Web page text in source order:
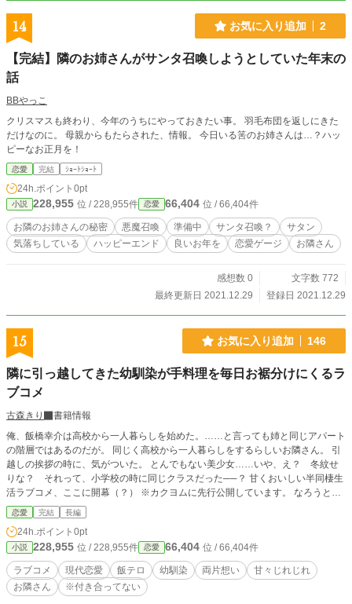
14 お気に入り追加 2
【完結】隣のお姉さんがサンタ召喚しようとしていた年末の
話
BBやっこ
クリスマスも終わり、今年のうちにやっておきたい事。 羽毛布団を返しにきた
だけなのに。 母親からもたらされた、情報。 今日いる筈のお姉さんは…？ハッ
ピーなお正月を！
恋愛 完結 ｼｮｰﾄｼｮｰﾄ
24h.ポイント 0pt
小説 228,955 位 / 228,955件 恋愛 66,404 位 / 66,404件
お隣のお姉さんの秘密 悪魔召喚 準備中 サンタ召喚？
サタン
気落ちしている
ハッピーエンド 良いお年を 恋愛ゲージ お隣さん
感想数 0
文字数 772
最終更新日 2021.12.29
登録日 2021.12.29
15 お気に入り追加 146
隣に引っ越してきた幼馴染が手料理を毎日お裾分けにくるラ
ブコメ
古森きり
書籍情報
俺、飯橋幸介は高校から一人暮らしを始めた。……と言っても姉と同じアパート
の階層ではあるのだが。 同じく高校から一人暮らしをするらしいお隣さん。 引
越しの挨拶の時に、気がついた。 とんでもない美少女……いや、え？ 冬紋せ
りな？ それって、小学校の時に同じクラスだった──？ 甘くおいしい半同棲生
活ラブコメ、ここに開幕（？） ※カクヨムに先行公開しています。 なろうとア
ルファポリスは改稿版。
恋愛 完結 長編
24h.ポイント 0pt
小説 228,955 位 / 228,955件 恋愛 66,404 位 / 66,404件
ラブコメ 現代恋愛 飯テロ 幼馴染 両片想い
甘々じれじれ
お隣さん
※付き合ってない